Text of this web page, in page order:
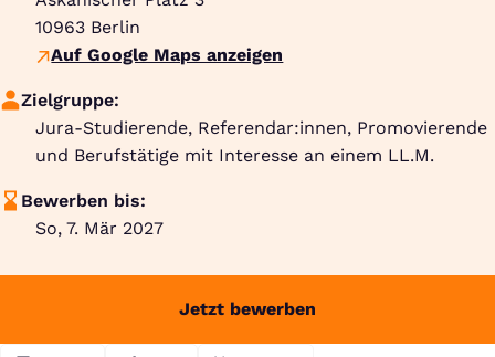
10963 Berlin
Auf Google Maps anzeigen
Zielgruppe:
Jura-Studierende, Referendar:innen, Promovierende
und Berufstätige mit Interesse an einem LL.M.
Bewerben bis:
So, 7. Mär 2027
Jetzt bewerben